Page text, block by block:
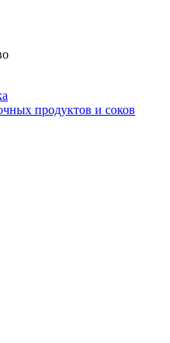
продуктов и соков